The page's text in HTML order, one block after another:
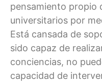
pensamiento propio
universitarios por
Está cansada de
sido capaz de
conciencias, no
capacidad de